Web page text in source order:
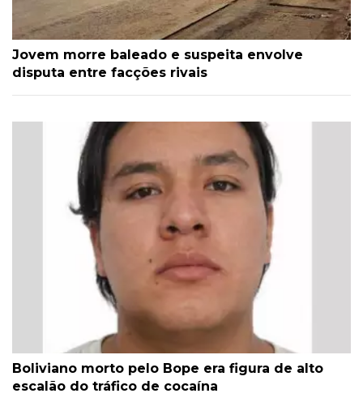
Jovem morre baleado e suspeita envolve
disputa entre facções rivais
Boliviano morto pelo Bope era figura de alto
escalão do tráfico de cocaína